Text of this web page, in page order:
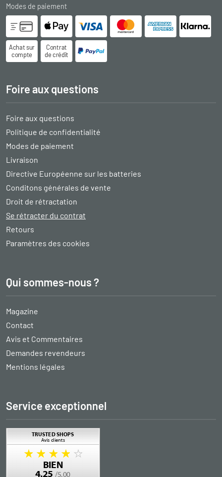
Modes de paiement
Achat sur
compte
Contrat
de crédit
Foire aux questions
Foire aux questions
Politique de confidentialité
Modes de paiement
Livraison
Directive Européenne sur les batteries
Conditons générales de vente
Droit de rétractation
Se rétracter du contrat
Retours
Paramètres des cookies
Qui sommes-nous ?
Magazine
Contact
Avis et Commentaires
Demandes revendeurs
Mentions légales
Service exceptionnel